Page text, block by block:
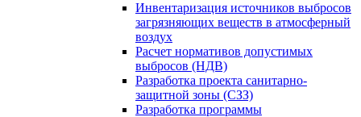
Инвентаризация источников выбросов
загрязняющих веществ в атмосферный
воздух
Расчет нормативов допустимых
выбросов (НДВ)
Разработка проекта санитарно-
защитной зоны (СЗЗ)
Разработка программы